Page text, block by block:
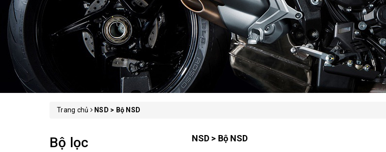
Trang chủ NSD > Bộ NSD
Bộ lọc NSD > Bộ NSD